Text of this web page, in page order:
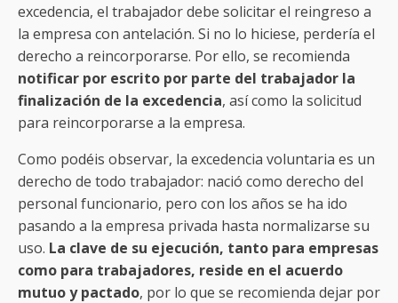
excedencia, el trabajador debe solicitar el reingreso a
la empresa con antelación. Si no lo hiciese, perdería el
derecho a reincorporarse. Por ello, se recomienda
notificar por escrito por parte del trabajador la
finalización de la excedencia, así como la solicitud
para reincorporarse a la empresa.
Como podéis observar, la excedencia voluntaria es un
derecho de todo trabajador: nació como derecho del
personal funcionario, pero con los años se ha ido
pasando a la empresa privada hasta normalizarse su
uso. La clave de su ejecución, tanto para empresas
como para trabajadores, reside en el acuerdo
mutuo y pactado, por lo que se recomienda dejar por